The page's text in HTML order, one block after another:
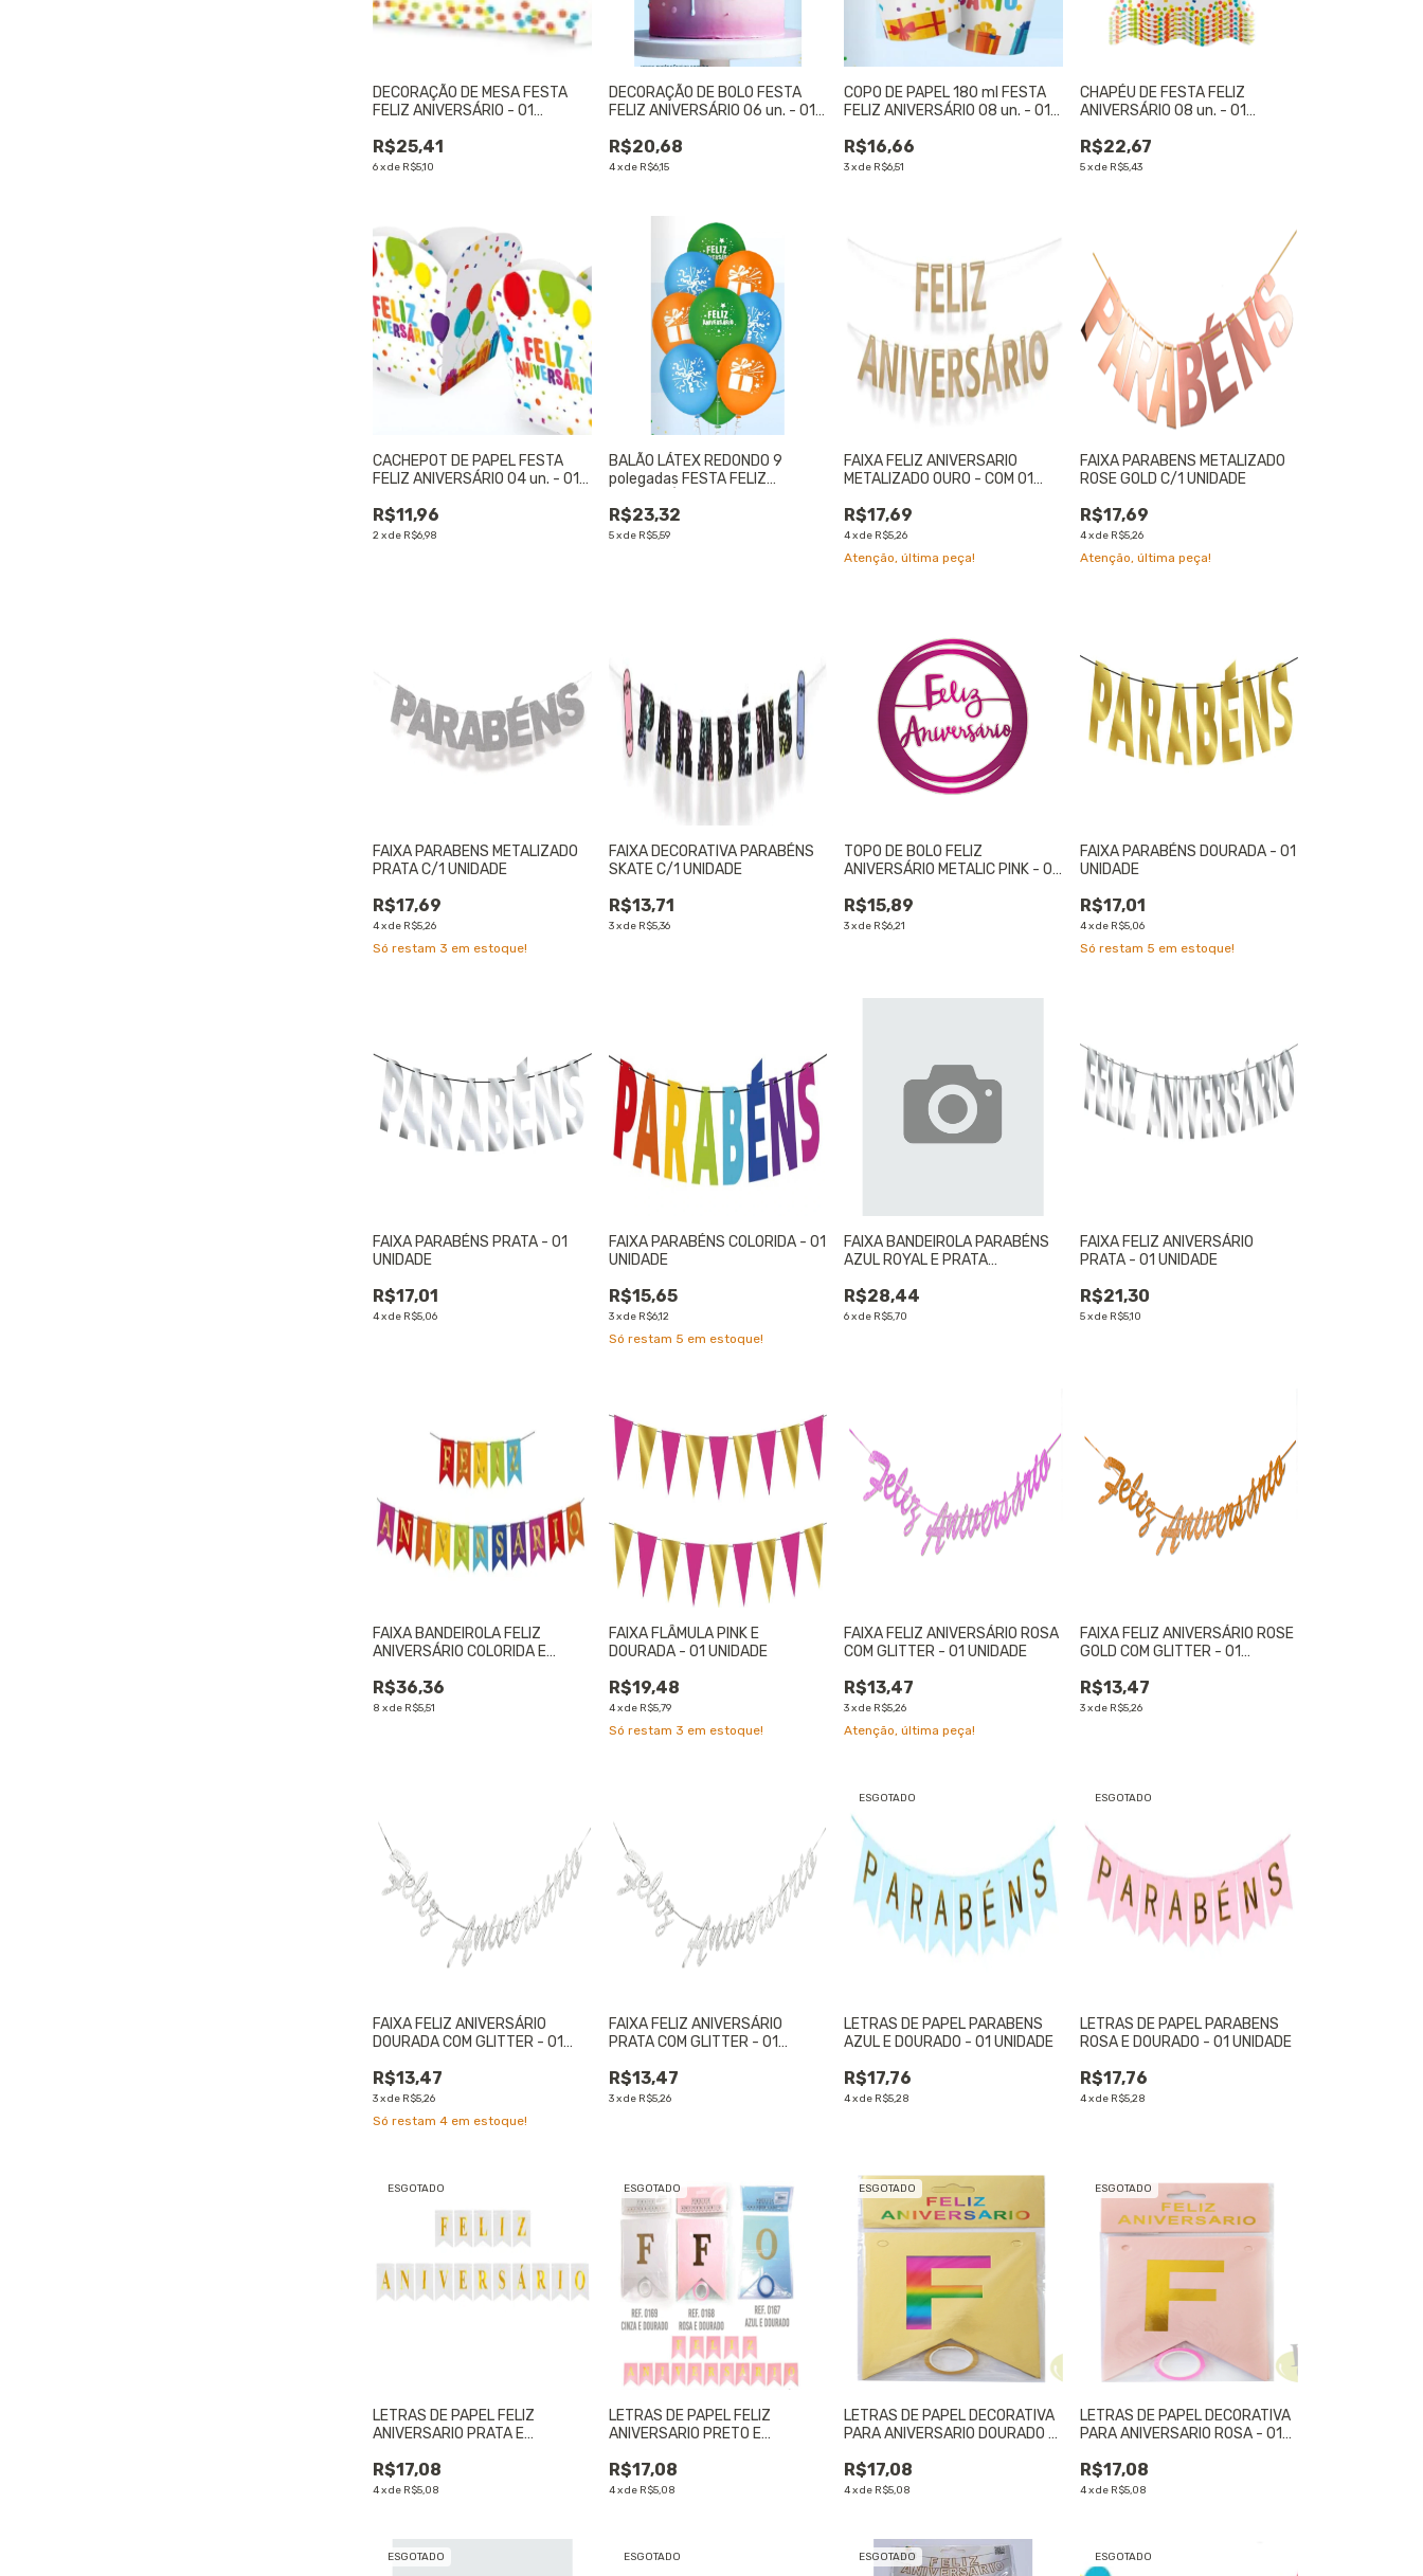
DECORAÇÃO DE MESA FESTA
FELIZ ANIVERSÁRIO - 01
R$25,41
6xde R$5,10
DECORAÇÃO DE BOLO FESTA
FELIZ ANIVERSÁRIO 06 un. - 01
R$20,68
4xde R$6,15
COPO DE PAPEL 180 ml FESTA
FELIZ ANIVERSÁRIO 08 un. - 01
R$16,66
3xde R$6,51
CHAPÉU DE FESTA FELIZ
ANIVERSÁRIO 08 un. - 01
R$22,67
5 xde R$5,43
CACHEPOT DE PAPEL FESTA
FELIZ ANIVERSÁRIO 04 un. - 01
R$11,96
2xde R$6,98
BALÃO LÁTEX REDONDO 9
polegadas FESTA FELIZ
UNIDADE
R$23,32
5xde R$5,59
FAIXA FELIZ ANIVERSARIO
METALIZADO OURO - COM 01
R$17,69
4xde R$5,26
Atenção, última peça!
FAIXA PARABENS METALIZADO
ROSE GOLD C/1 UNIDADE
R$17,69
4 xde R$5,26
Atenção, última peça!
FAIXA PARABENS METALIZADO
PRATA C/1 UNIDADE
R$17,69
4xde R$5,26
Só restam 3 em estoque!
FAIXA DECORATIVA PARABÉNS
SKATE C/1 UNIDADE
R$13,71
3xde R$5,36
TOPO DE BOLO FELIZ
ANIVERSÁRIO METALIC PINK - 01
R$15,89
3xde R$6,21
FAIXA PARABÉNS DOURADA - 01
UNIDADE
R$17,01
4 xde R$5,06
Só restam 5 em estoque!
FAIXA PARABÉNS PRATA - 01
UNIDADE
R$17,01
4xde R$5,06
FAIXA PARABÉNS COLORIDA - 01
UNIDADE
R$15,65
3xde R$6,12
Só restam 5 em estoque!
FAIXA BANDEIROLA PARABÉNS
AZUL ROYAL E PRATA
R$28,44
6xde R$5,70
FAIXA FELIZ ANIVERSÁRIO
PRATA - 01 UNIDADE
R$21,30
5 xde R$5,10
FAIXA BANDEIROLA FELIZ
ANIVERSÁRIO COLORIDA E
UNIDADE
R$36,36
8 xde R$5,51
FAIXA FLÂMULA PINK E
DOURADA - 01 UNIDADE
R$19,48
4xde R$5,79
Só restam 3 em estoque!
FAIXA FELIZ ANIVERSÁRIO ROSA
COM GLITTER - 01 UNIDADE
R$13,47
3xde R$5,26
Atenção, última peça!
FAIXA FELIZ ANIVERSÁRIO ROSE
GOLD COM GLITTER - 01
R$13,47
3 xde R$5,26
FAIXA FELIZ ANIVERSÁRIO
DOURADA COM GLITTER - 01
R$13,47
3xde R$5,26
Só restam4 em estoque!
FAIXA FELIZ ANIVERSÁRIO
PRATA COM GLITTER - 01
R$13,47
3xde R$5,26
ESGOTADO
LETRAS DE PAPEL PARABENS
AZUL E DOURADO - 01 UNIDADE
R$17,76
4xde R$5,28
ESGOTADO
LETRAS DE PAPEL PARABENS
ROSA E DOURADO - 01 UNIDADE
R$17,76
4 xde R$5,28
ESGOTADO
LETRAS DE PAPEL FELIZ
ANIVERSARIO PRATA E
R$17,08
4xde R$5,08
ESGOTADO
LETRAS DE PAPEL FELIZ
ANIVERSARIO PRETO E
R$17,08
4xde R$5,08
ESGOTADO
LETRAS DE PAPEL DECORATIVA
PARA ANIVERSARIO DOURADO -
R$17,08
4xde R$5,08
ESGOTADO
LETRAS DE PAPEL DECORATIVA
PARA ANIVERSARIO ROSA - 01
R$17,08
4 xde R$5,08
ESGOTADO ESGOTADO ESGOTADO ESGOTADO